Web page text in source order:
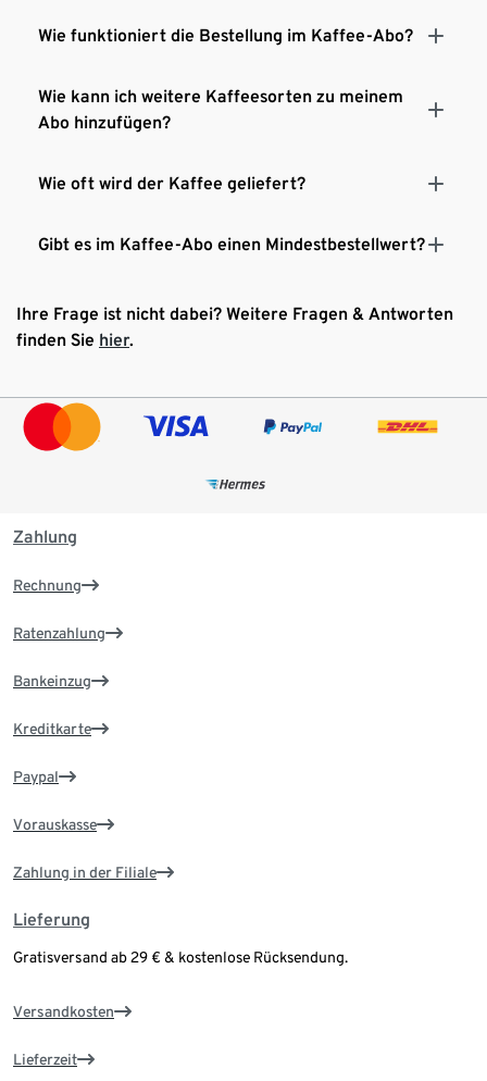
Wie funktioniert die Bestellung im Kaffee-Abo?
Wie kann ich weitere Kaffeesorten zu meinem
Abo hinzufügen?
Wie oft wird der Kaffee geliefert?
Gibt es im Kaffee-Abo einen Mindestbestellwert?
Ihre Frage ist nicht dabei? Weitere Fragen & Antworten
finden Sie hier.
Zahlung
Rechnung
Ratenzahlung
Bankeinzug
Kreditkarte
Paypal
Vorauskasse
Zahlung in der Filiale
Lieferung
Gratisversand ab 29 € & kostenlose Rücksendung.
Versandkosten
Lieferzeit